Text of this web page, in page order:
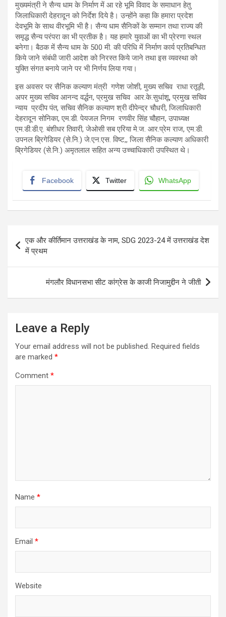
मुख्यमंत्री ने सैन्य धाम के निर्माण में आ रहे भूमि विवाद के समाधान हेतु
जिलाधिकारी देहरादून को निर्देश दिये है। उन्होंने कहा कि हमारा प्रदेश
देवभूमि के साथ वीरभूमि भी है। सैन्य धाम सैनिकों के सम्मान तथा राज्य की
समृद्ध सैन्य परंपरा का भी प्रतीक है। यह हमारे युवाओं का भी प्रेरणा स्थल
बनेगा। बैठक में सैन्य धाम के 500 मी. की परिधि में निर्माण कार्य प्रतिबन्धित
किये जाने संबंधी जारी आदेश को निरस्त किये जाने तथा इस व्यवस्था को
युक्ति संगत बनाये जाने पर भी निर्णय लिया गया।
इस अवसर पर सैनिक कल्याण मंत्री गणेश जोशी, मुख्य सचिव राधा रतूड़ी,
अपर मुख्य सचिव आनन्द वर्द्धन, प्रमुख सचिव आर.के.सुधांशू, प्रमुख सचिव
न्याय प्रदीप पंत, सचिव सैनिक कल्याण श्री दीपेन्द्र चौधरी, जिलाधिकारी
देहरादून सोनिका, एम.डी. पेयजल निगम रणवीर सिंह चौहान, उपाध्यक्ष
एम.डी.डी.ए. बंशीधर तिवारी, जेओसी सब एरिया मे.ज. आर.प्रेम राज, एम.डी.
उपनल ब्रिगेडियर (से.नि.) जे.एन.एस. विष्ट,, जिला सैनिक कल्याण अधिकारी
ब्रिगेडियर (से.नि.) अमृतलाल सहित अन्य उच्चाधिकारी उपस्थित थे।
Facebook Twitter WhatsApp
navigation
एक और कीर्तिमान उत्तराखंड के नाम, SDG 2023-24 में उत्तराखंड देश
में प्रथम
मंगलौर विधानसभा सीट कांग्रेस के काजी निजामुद्दीन ने जीती
Leave a Reply
Your email address will not be published. Required fields
are marked *
Comment *
Name *
Email *
Website